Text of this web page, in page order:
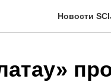
Новости